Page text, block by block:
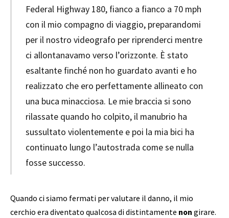
Federal Highway 180, fianco a fianco a 70 mph
con il mio compagno di viaggio, preparandomi
per il nostro videografo per riprenderci mentre
ci allontanavamo verso l’orizzonte. È stato
esaltante finché non ho guardato avanti e ho
realizzato che ero perfettamente allineato con
una buca minacciosa. Le mie braccia si sono
rilassate quando ho colpito, il manubrio ha
sussultato violentemente e poi la mia bici ha
continuato lungo l’autostrada come se nulla
fosse successo.
Quando ci siamo fermati per valutare il danno, il mio
cerchio era diventato qualcosa di distintamente non girare.